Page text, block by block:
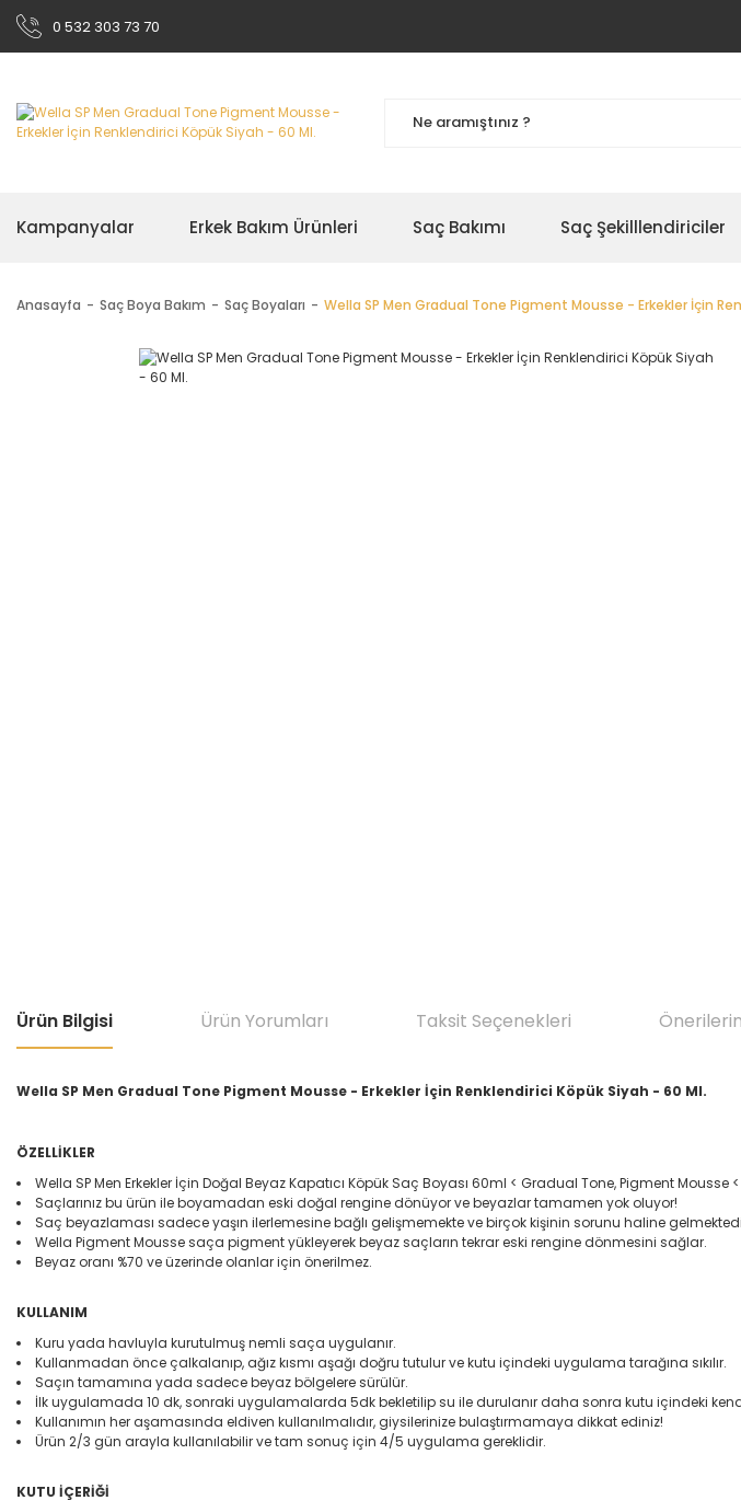
0 532 303 73 70
Kampanyalar Erkek Bakım Ürünleri Saç Bakımı Saç Şekilllendiriciler
Anasayfa Saç Boya Bakım Saç Boyaları Wella SP Men Gradual Tone Pigment Mousse - Erkekler İçin
Ürün Bilgisi Ürün Yorumları Taksit Seçenekleri
Wella SP Men Gradual Tone Pigment Mousse - Erkekler İçin Renklendirici Köpük Siyah - 60 Ml.
ÖZELLİKLER
Wella SP Men Erkekler İçin Doğal Beyaz Kapatıcı Köpük Saç Boyası 60ml < Gradual Tone, Pigment Mousse
Saçlarınız bu ürün ile boyamadan eski doğal rengine dönüyor ve beyazlar tamamen yok oluyor!
Saç beyazlaması sadece yaşın ilerlemesine bağlı gelişmemekte ve birçok kişinin sorunu haline
Wella Pigment Mousse saça pigment yükleyerek beyaz saçların tekrar eski rengine dönmesini sağlar.
Beyaz oranı %70 ve üzerinde olanlar için önerilmez.
KULLANIM
Kuru yada havluyla kurutulmuş nemli saça uygulanır.
Kullanmadan önce çalkalanıp, ağız kısmı aşağı doğru tutulur ve kutu içindeki uygulama tarağına sıkılır.
Saçın tamamına yada sadece beyaz bölgelere sürülür.
İlk uygulamada 10 dk, sonraki uygulamalarda 5dk bekletilip su ile durulanır daha sonra kutu içindeki
Kullanımın her aşamasında eldiven kullanılmalıdır, giysilerinize bulaştırmamaya dikkat ediniz!
Ürün 2/3 gün arayla kullanılabilir ve tam sonuç için 4/5 uygulama gereklidir.
KUTU İÇERİĞİ